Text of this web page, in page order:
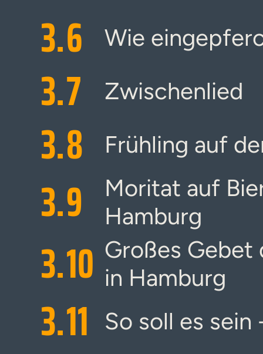
3.6 Wie
3.7 Zwischenlied
3.8 Frühling auf
3.9
Moritat auf
Hamburg
3.10 Großes Gebet
in Hamburg
3.11 So soll es